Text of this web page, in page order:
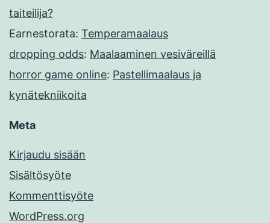
taiteilija?
Earnestorata: Temperamaalaus
dropping odds: Maalaaminen vesiväreillä
horror game online: Pastellimaalaus ja
kynätekniikoita
Meta
Kirjaudu sisään
Sisältösyöte
Kommenttisyöte
WordPress.org